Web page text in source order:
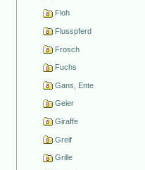
Floh
Flusspferd
Frosch
Fuchs
Gans, Ente
Geier
Giraffe
Greif
Grille